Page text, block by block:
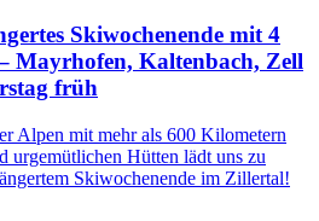
Skiwochenende mit 4
Mayrhofen, Kaltenbach, Zell
früh
Alpen mit mehr als 600 Kilometern
urgemütlichen Hütten lädt uns zu
Skiwochenende im Zillertal!